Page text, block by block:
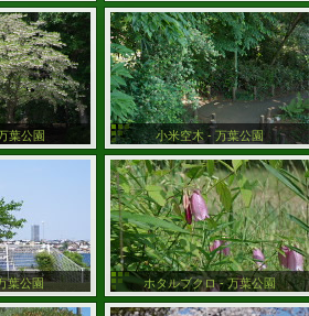
葉公園 小米空木 - 万葉公園
葉公園 ホタルブクロ - 万葉公園